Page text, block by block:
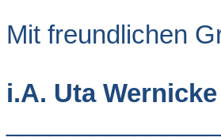
Mit freundlichen
i.A. Uta Wernicke